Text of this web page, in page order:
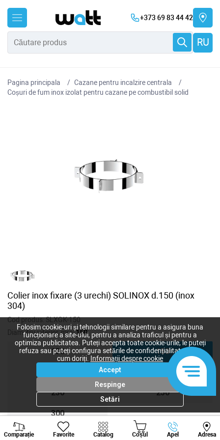
+373 69 83 44 42
RU
Pagina principala
Cazane pentru incalzire centrala
Coșuri de fum inox izolat pentru cazane pe combustibil solid
Colier inox fixare (3 urechi) SOLINOX d.150 (inox
304)
Cod produs:SLXGK-150
Diametru interior, mm:150
130 150
230 250
300
Comparație Favorite Catalog Coșul Apel Adresa
Viber Whatsapp
Folosim cookie-uri și tehnologii similare pentru a asigura buna
funcționare a site-ului, pentru a analiza traficul și pentru a
optimiza publicitatea. Puteți accepta toate cookie-urile, le puteți
refuza sau puteți configura setările de confidențialitate după
cum doriți.
Informații despre cookie
Accept
Respinge
Setări